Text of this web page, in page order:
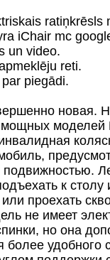
ratiņkrēsls
iChair mc
un video.
reti.
piegādi.
новая.
моделей
подвижностью.
к столу
проехать
не имеет
но она
более удобного